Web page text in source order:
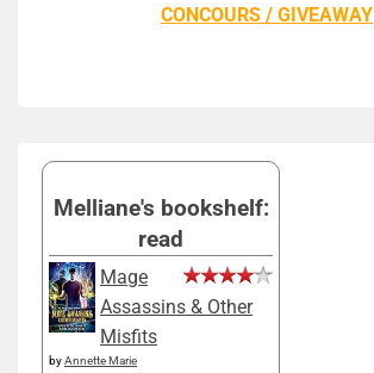
CONCOURS / GIVEAWAY
Melliane's bookshelf:
read
Mage
Assassins & Other
Misfits
byAnnette Marie